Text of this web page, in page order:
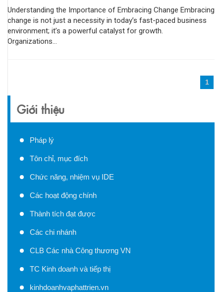
Understanding the Importance of Embracing Change Embracing
change is not just a necessity in today’s fast-paced business
environment; it’s a powerful catalyst for growth.
Organizations...
1
Giới thiệu
Pháp lý
Tôn chỉ, mục đích
Chức năng, nhiệm vụ IDE
Các hoạt động chính
Thành tích đạt được
Các chi nhánh
CLB Các nhà Công thương VN
TC Kinh doanh và tiếp thị
kinhdoanhvaphattrien.vn